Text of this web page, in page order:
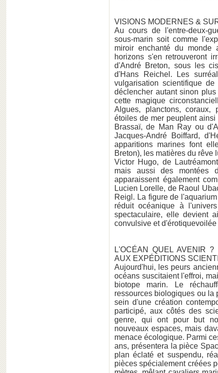
VISIONS MODERNES &
Au cours de l'entre-deux-
sous-marin soit comme
miroir enchanté du monde
horizons s'en retrouveront
d'André Breton, sous les
d'Hans Reichel. Les
vulgarisation scientifique
déclencher autant sinon
cette magique
Algues, planctons, coraux,
étoiles de mer peuplent
Brassaï, de Man Ray ou
Jacques-André Boiffard,
apparitions marines font
Breton), les matières du
Victor Hugo, de
mais aussi des montées
apparaissent également
Lucien Lorelle, de Raoul
Reigl. La figure de
réduit océanique à
spectaculaire, elle devient
convulsive et d'érotiquevoilée
L'OCÉAN QUEL AVENIR
AUX EXPÉDITIONS
Aujourd'hui, les peurs
océans suscitaient l'effroi,
biotope marin. Le
ressources biologiques ou la
sein d'une création
participé, aux côtés des
genre, qui ont pour but
nouveaux espaces, mais
menace écologique. Parmi
ans, présentera la pièce
plan éclaté et suspendu,
pièces spécialement créées